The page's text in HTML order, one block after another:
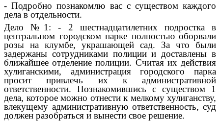
- Подробно познакомлю вас с существом каждого
дела в отдельности.
Дело №1: - 2 шестнадцатилетних подростка в
центральном городском парке полностью оборвали
розы на клумбе, украшающей сад. За что были
задержаны сотрудниками полиции и доставлены в
ближайшее отделение полиции. Считая их действия
хулиганскими, администрация городского парка
просит привлечь их к административной
ответственности. Познакомившись с существом 1
дела, которое можно отнести к мелкому хулиганству,
влекущему административную ответственность, суд
должен разобраться и вынести свое решение.